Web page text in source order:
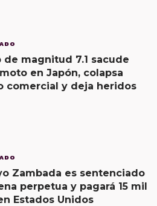
de magnitud 7.1 sacude
en Japón, colapsa
comercial y deja heridos
Zambada es sentenciado
perpetua y pagará 15 mil
Estados Unidos